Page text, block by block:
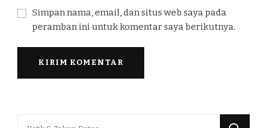
Simpan nama, email, dan situs web saya pada
peramban ini untuk komentar saya berikutnya.